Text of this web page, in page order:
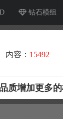
钻石模组
内容： 15492
质增加更多